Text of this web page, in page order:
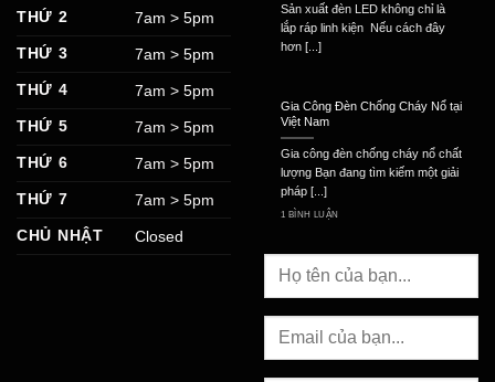
THỨ 2
7am > 5pm
THỨ 3
7am > 5pm
THỨ 4
7am > 5pm
THỨ 5
7am > 5pm
THỨ 6
7am > 5pm
THỨ 7
7am > 5pm
CHỦ NHẬT
Closed
Sản xuất đèn LED không chỉ là
lắp ráp linh kiện Nếu cách đây
hơn [...]
Gia Công Đèn Chống Cháy Nổ tại
Việt Nam
Gia công đèn chống cháy nổ chất
lượng Bạn đang tìm kiếm một giải
pháp [...]
1 BÌNH LUẬN